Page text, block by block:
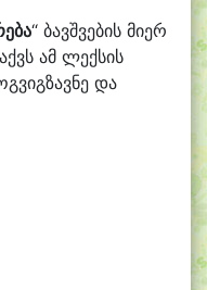
“ ბავშვების მიერ
ამ ლექსის
და